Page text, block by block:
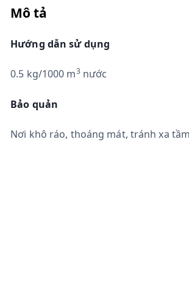
Mô tả
Hướng dẫn sử dụng
0.5 kg/1000 m3nước
Bảo quản
Nơi khô ráo, thoáng mát, tránh xa